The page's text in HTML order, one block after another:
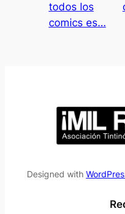
todos los
comics es…
Designed with